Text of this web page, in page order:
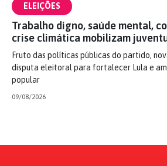
ELEIÇÕES
Trabalho digno, saúde mental,
crise climática mobilizam
Fruto das políticas públicas do partido,
disputa eleitoral para fortalecer Lula e
popular
09/08/2026